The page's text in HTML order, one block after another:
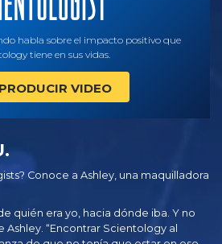
habla sobre el impacto positivo que
tiene en sus vidas.
VIDEO
Conoce a Ashley, una maquilladora
quién era yo, hacia dónde iba. Y no
Ashley. “Encontrar Scientology al